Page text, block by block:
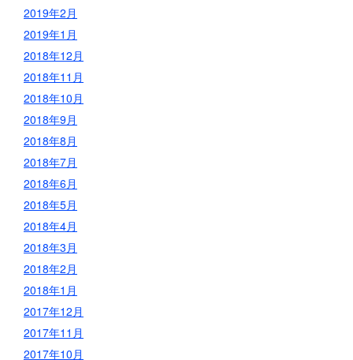
2019年2月
2019年1月
2018年12月
2018年11月
2018年10月
2018年9月
2018年8月
2018年7月
2018年6月
2018年5月
2018年4月
2018年3月
2018年2月
2018年1月
2017年12月
2017年11月
2017年10月